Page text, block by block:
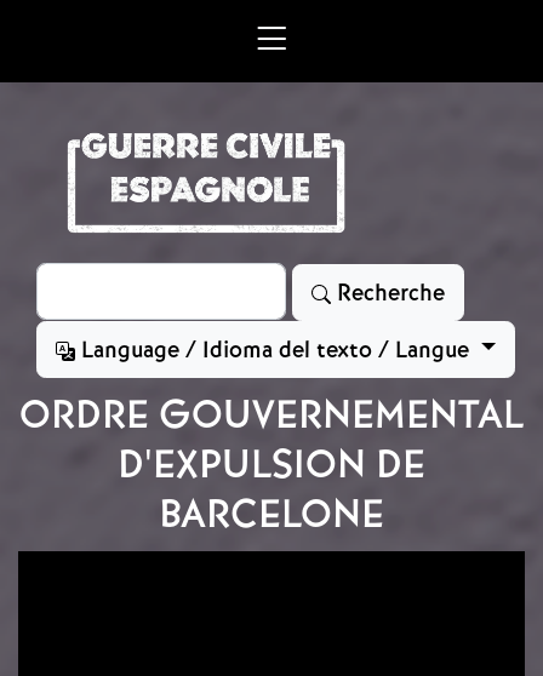
Rechercher
Recherche
Language / Idioma del texto / Langue
ORDRE GOUVERNEMENTAL
D'EXPULSION DE
BARCELONE